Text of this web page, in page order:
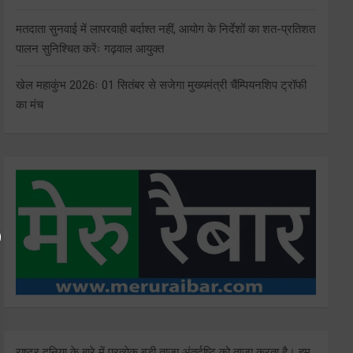
मतदाता सुनवाई में लापरवाही बर्दाश्त नहीं, आयोग के निर्देशों का शत-प्रतिशत
पालन सुनिश्चित करेंः गढ़वाल आयुक्त
खेल महाकुंभ 2026ः 01 सितंबर से सजेगा मुख्यमंत्री चैंम्पियनशिप ट्रॉफी
का मंच